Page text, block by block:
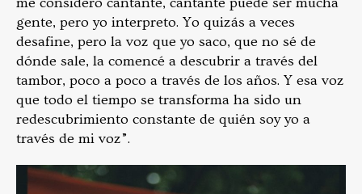
gente, pero yo interpreto. Yo quizás a veces
desafine, pero la voz que yo saco, que no sé de
dónde sale, la comencé a descubrir a través del
tambor, poco a poco a través de los años. Y esa voz
que todo el tiempo se transforma ha sido un
redescubrimiento constante de quién soy yo a
través de mi voz”.